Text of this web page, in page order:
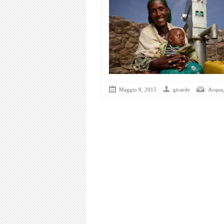
Maggio 8, 2015 gicarde Acqua,